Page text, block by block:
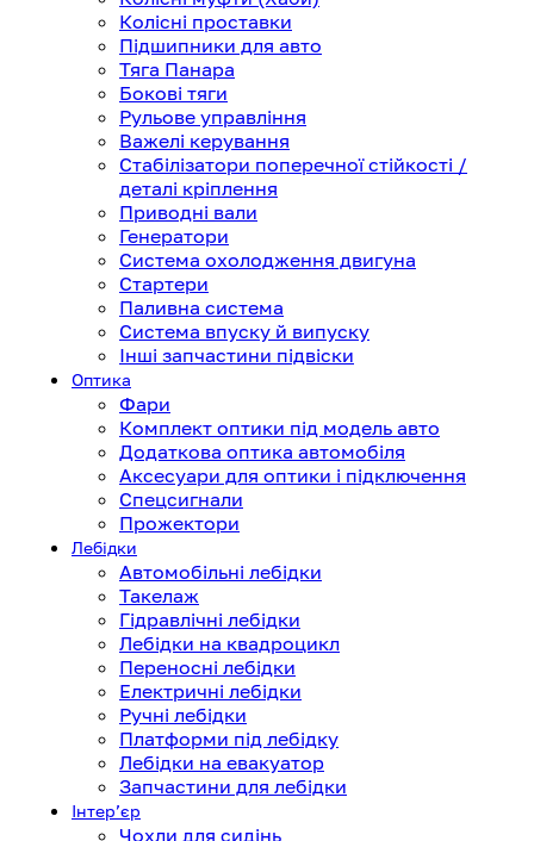
Колісні проставки
Підшипники для авто
Тяга Панара
Бокові тяги
Рульове управління
Важелі керування
Стабілізатори поперечної стійкості /
деталі кріплення
Приводні вали
Генератори
Система охолодження двигуна
Стартери
Паливна система
Система впуску й випуску
Інші запчастини підвіски
Оптика
Фари
Комплект оптики під модель авто
Додаткова оптика автомобіля
Аксесуари для оптики і підключення
Спецсигнали
Прожектори
Лебідки
Автомобільні лебідки
Такелаж
Гідравлічні лебідки
Лебідки на квадроцикл
Переносні лебідки
Електричні лебідки
Ручні лебідки
Платформи під лебідку
Лебідки на евакуатор
Запчастини для лебідки
Інтерʼєр
Чохли для сидінь